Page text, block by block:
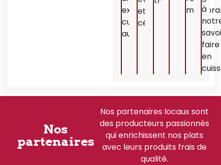
expérience
culinaire
authentique.
et
célébrations.
à
faire
en
Nos
partenaires
Nos partenaires locaux sont
des producteurs passionnés
qui enrichissent nos plats
avec leurs produits frais de
qualité.